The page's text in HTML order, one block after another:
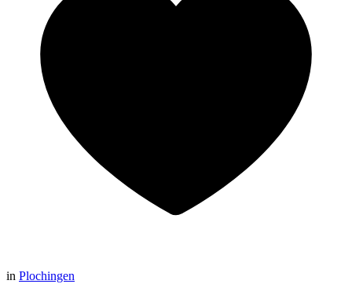
in Plochingen